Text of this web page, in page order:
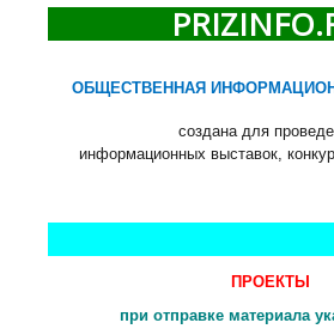
ОБЩЕСТВЕННАЯ
создана для
информационных выставок,
ПРОЕКТЫ
при отправке материала